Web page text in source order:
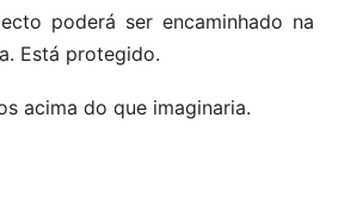
poderá ser encaminhado na
Está protegido.
acima do que imaginaria.